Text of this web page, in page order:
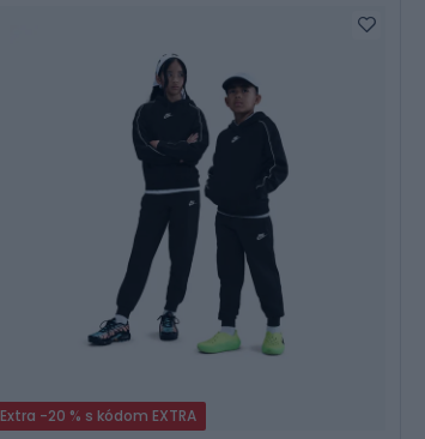
Extra -20 % s kódom EXTRA